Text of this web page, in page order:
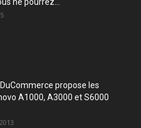
ne pourrez...
propose les
A1000, A3000 et S6000